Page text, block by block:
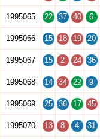
1995065 22 37 40 6
1995066 15 18 19 20
1995067 15 2 24 36
1995068 14 34 22 9
1995069 25 36 17 45
1995070 13 8 4 31